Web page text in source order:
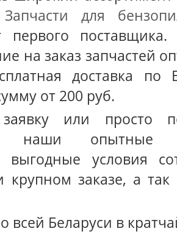
Запчасти для
первого поставщика.
на заказ запчастей
доставка по
от 200 руб.
заявку или просто
наши опытные
выгодные условия
крупном заказе, а так
всей Беларуси в